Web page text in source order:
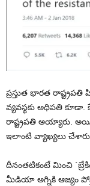
ప్రస్తుత భారత
వ్యవస్థకు అధిపతి కూడా.
రాష్ట్రపతి అయ్యారు.
ఇలాంటి వ్యాఖ్యలు చేశారు.
దీనంతటికంటే మించి
మీడియా అగ్నికి ఆజ్యం